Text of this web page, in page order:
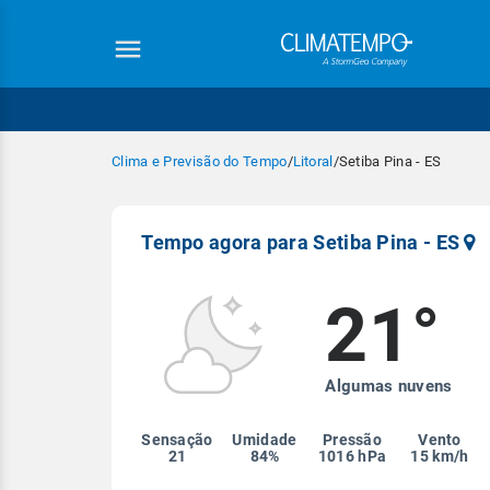
Clima e Previsão do Tempo/Litoral /Setiba Pina - ES
Tempo agora para Setiba Pina - ES
21°
Algumas nuvens
Sensação
21
Umidade
84%
Pressão
1016 hPa
Vento
15 km/h